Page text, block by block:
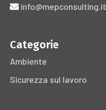
info@mepconsulting.it
Categorie
Ambiente
Sicurezza sul lavoro